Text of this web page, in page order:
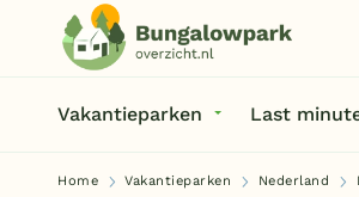
Vakantieparken Last
Home Vakantieparken Nederland